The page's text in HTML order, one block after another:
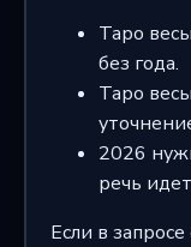
Таро
без года.
Таро
2026
речь
Если в